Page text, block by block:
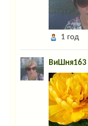
1 год
ВиШня163